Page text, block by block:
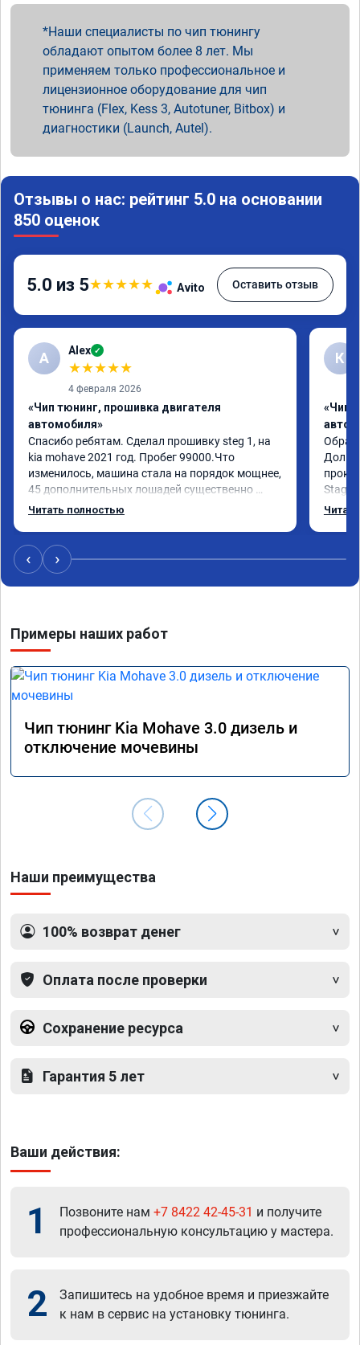
Наши специалисты по чип тюнингу
обладают опытом более 8 лет. Мы
применяем только профессиональное и
лицензионное оборудование для чип
тюнинга (Flex, Kess 3, Autotuner, Bitbox) и
диагностики (Launch, Autel).
Отзывы о нас: рейтинг 5.0 на основании
850 оценок
5.0 из 5★★★★★ Avito Оставить отзыв
A Alex ✓
★★★★★
4 февраля 2026
«Чип тюнинг, прошивка двигателя
автомобиля»
Спасибо ребятам. Сделал прошивку steg 1, на
kia mohave 2021 год. Пробег 99000.Что
изменилось, машина стала на порядок мощнее,
45 дополнительных лошадей существенно
чувствуется и соответственно крутящего
12-12.5. Коробка перестала подпинывать при
наборе скорости. Педаль газа более
отзывчевее. В целом, я очень доволен.!
Читать полностью
К
«Чип
Долго
Stage
с
‹ ›
Примеры наших работ
Чип тюнинг Kia Mohave 3.0 дизель и
отключение мочевины
Наши преимущества
100% возврат денег
Оплата после проверки
Сохранение ресурса
Гарантия 5 лет
Ваши действия:
1 Позвоните нам +7 8422 42-45-31 и получите
профессиональную консультацию у мастера.
2
Запишитесь на удобное время и приезжайте
к нам в сервис на установку тюнинга.